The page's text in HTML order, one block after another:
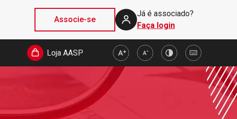
Associe-se
Já é associado?
Faça login
Loja AASP